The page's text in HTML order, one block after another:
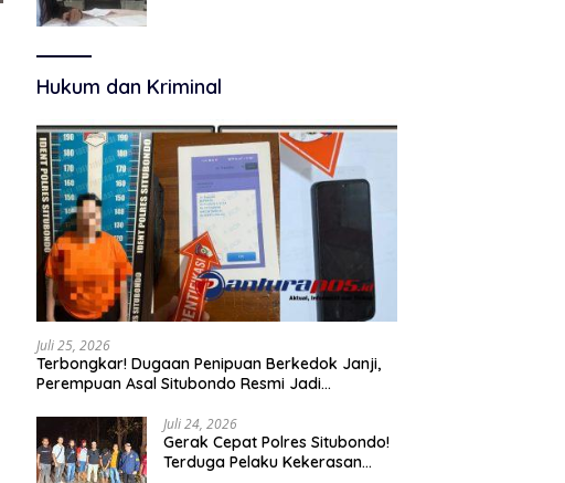
Hukum dan Kriminal
Juli 25, 2026
Terbongkar! Dugaan Penipuan Berkedok Janji,
Perempuan Asal Situbondo Resmi Jadi
Juli 24, 2026
Gerak Cepat Polres Situbondo!
Terduga Pelaku Kekerasan